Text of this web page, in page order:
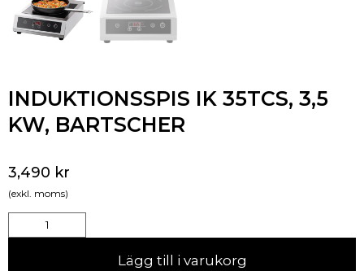
INDUKTIONSSPIS IK 35TCS, 3,5
KW, BARTSCHER
3,490 kr
(exkl. moms)
Lägg till i varukorg